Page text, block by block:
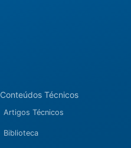
Conteúdos Técnicos
Artigos Técnicos
Biblioteca